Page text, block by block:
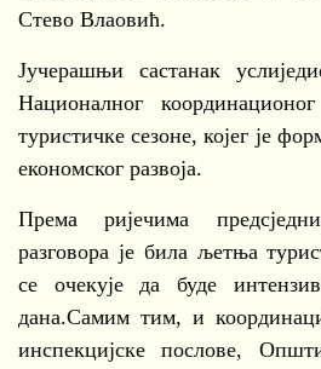
Стево Влаовић.
Јучерашњи састанак
Националног
туристичке сезоне, којег је
економског развоја.
Према ријечима
разговора је била љетња
се очекује да буде
дана.Самим тим, и
инспекцијске послове,